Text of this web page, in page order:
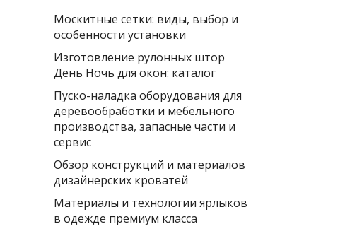
Москитные сетки: виды, выбор и
особенности установки
Изготовление рулонных штор
День Ночь для окон: каталог
Пуско-наладка оборудования для
деревообработки и мебельного
производства, запасные части и
сервис
Обзор конструкций и материалов
дизайнерских кроватей
Материалы и технологии ярлыков
в одежде премиум класса